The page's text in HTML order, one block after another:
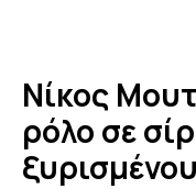
Νίκος
ρόλο σε